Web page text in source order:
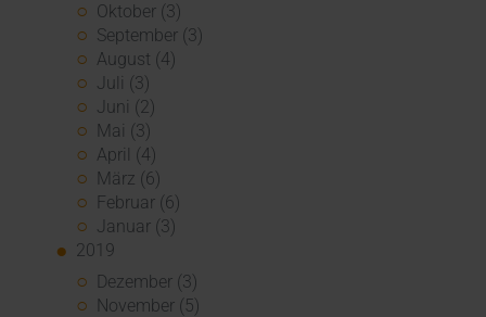
Oktober (3)
September (3)
August (4)
Juli (3)
Juni (2)
Mai (3)
April (4)
März (6)
Februar (6)
Januar (3)
2019
Dezember (3)
November (5)